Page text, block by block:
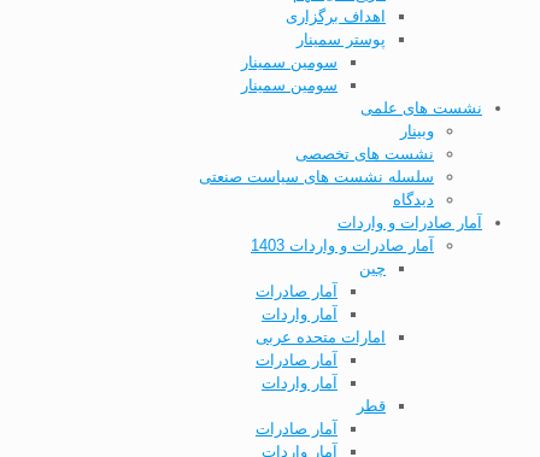
اهداف برگزاری
پوستر سمینار
سومین سمینار
سومین سمینار
نشست های علمی
وبینار
نشست های تخصصی
سلسله نشست های سیاست صنعتی
دیدگاه
آمار صادرات و واردات
آمار صادرات و واردات 1403
چین
آمار صادرات
آمار واردات
امارات متحده عربی
آمار صادرات
آمار واردات
قطر
آمار صادرات
آمار واردات